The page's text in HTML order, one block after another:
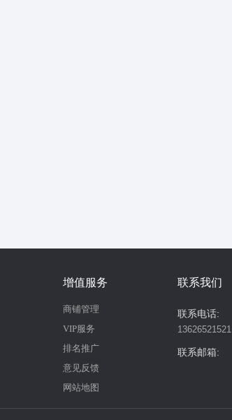
增值服务
商铺管理
VIP服务
排名推广
意见反馈
网站地图
联系我们
联系电话:
13626521521
联系邮箱: